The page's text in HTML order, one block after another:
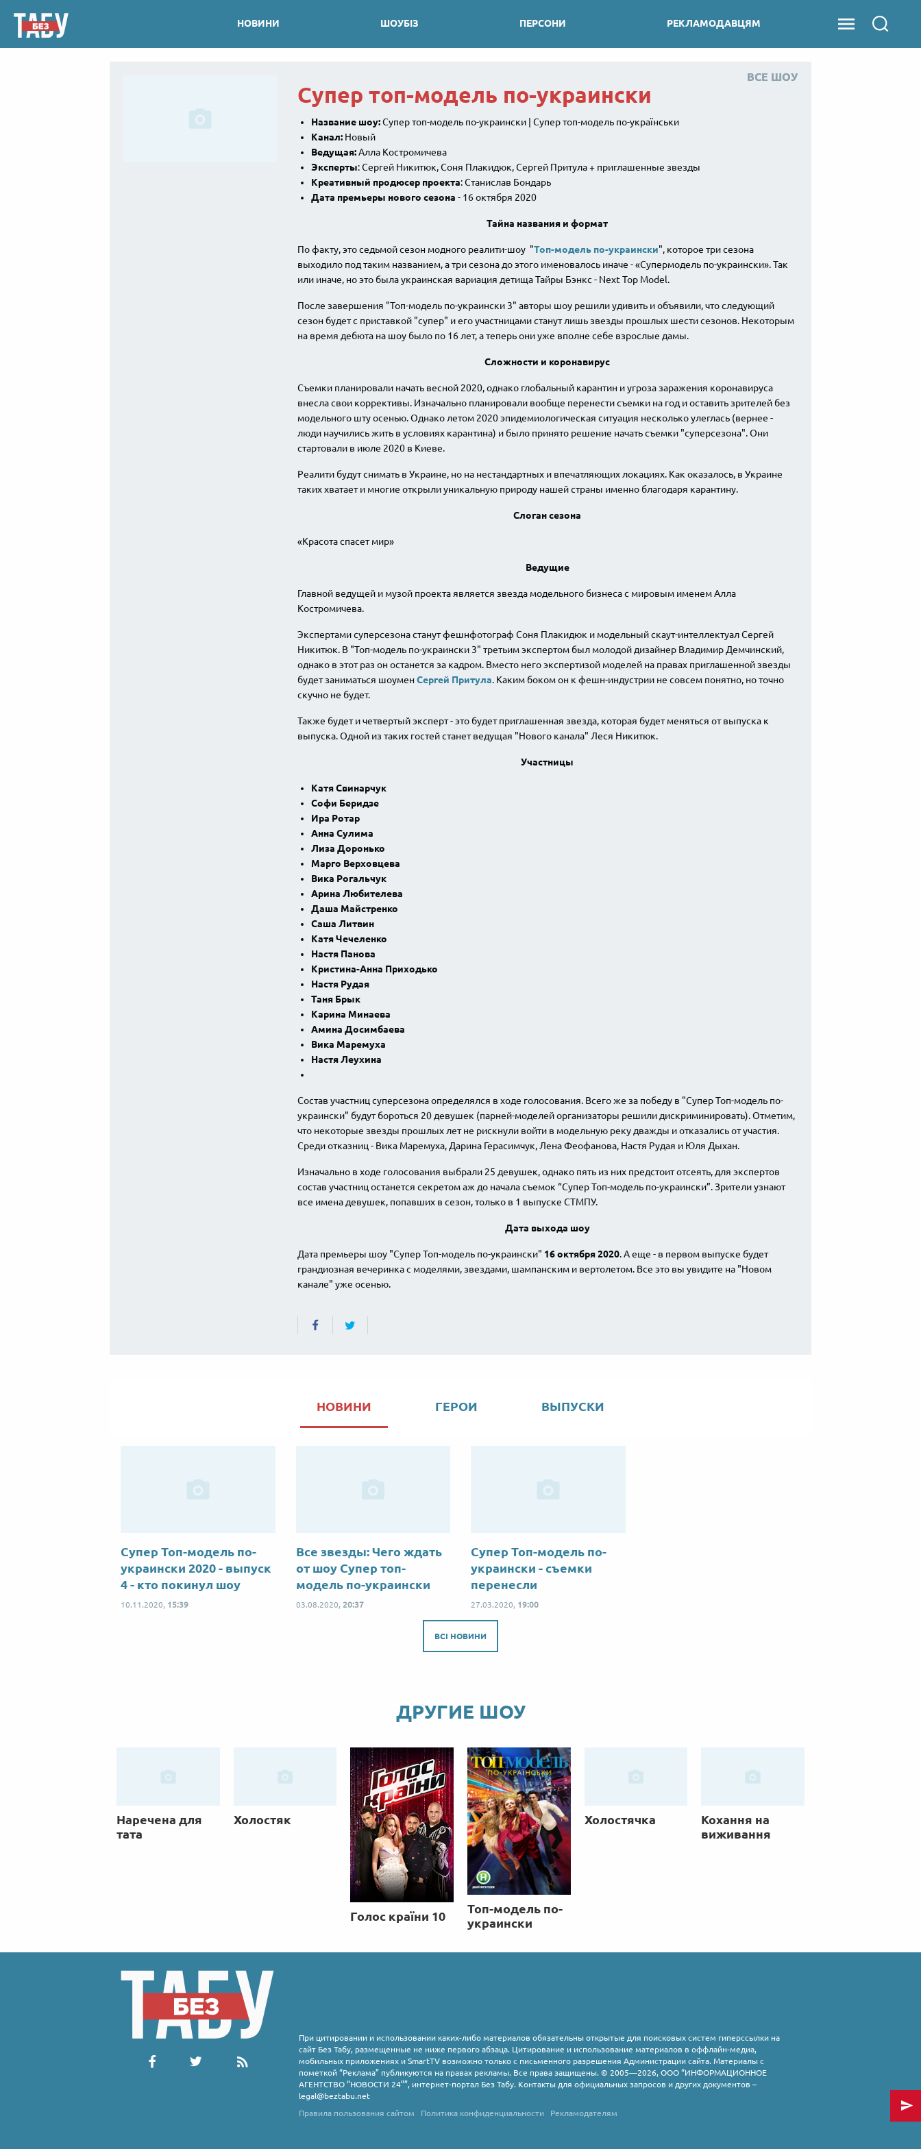
НОВИНИ ШОУБІЗ ПЕРСОНИ РЕКЛАМОДАВЦЯМ
ВСЕ ШОУ
ВСЕ ШОУ
Супер топ-модель по-украински
Название шоу:Супер топ-модель по-украински | Супер топ-модель по-українськи
Канал: Новый
Ведущая:Алла Костромичева
Эксперты: Сергей Никитюк, Соня Плакидюк, Сергей Притула + приглашенные звезды
Креативный продюсер проекта: Станислав Бондарь
Дата премьеры нового сезона - 16 октября 2020
Тайна названия и формат
По факту, это седьмой сезон модного реалити-шоу "Топ-модель по-украински", которое три сезона
выходило под таким названием, а три сезона до этого именовалось иначе - «Супермодель по-украински». Так
или иначе, но это была украинская вариация детища Тайры Бэнкс - Next Top Model.
После завершения "Топ-модель по-украински 3" авторы шоу решили удивить и объявили, что следующий
сезон будет с приставкой "супер" и его участницами станут лишь звезды прошлых шести сезонов. Некоторым
на время дебюта на шоу было по 16 лет, а теперь они уже вполне себе взрослые дамы.
Сложности и коронавирус
Съемки планировали начать весной 2020, однако глобальный карантин и угроза заражения коронавируса
внесла свои коррективы. Изначально планировали вообще перенести съемки на год и оставить зрителей без
модельного шту осенью. Однако летом 2020 эпидемиологическая ситуация несколько улеглась (вернее -
люди научились жить в условиях карантина) и было принято решение начать съемки "суперсезона". Они
стартовали в июле 2020 в Киеве.
Реалити будут снимать в Украине, но на нестандартных и впечатляющих локациях. Как оказалось, в Украине
таких хватает и многие открыли уникальную природу нашей страны именно благодаря карантину.
Слоган сезона
«Красота спасет мир»
Ведущие
Главной ведущей и музой проекта является звезда модельного бизнеса с мировым именем Алла
Костромичева.
Экспертами суперсезона станут фешнфотограф Соня Плакидюк и модельный скаут-интеллектуал Сергей
Никитюк. В "Топ-модель по-украински 3" третьим экспертом был молодой дизайнер Владимир Демчинский,
однако в этот раз он останется за кадром. Вместо него экспертизой моделей на правах приглашенной звезды
будет заниматься шоумен Сергей Притула. Каким боком он к фешн-индустрии не совсем понятно, но точно
скучно не будет.
Также будет и четвертый эксперт - это будет приглашенная звезда, которая будет меняться от выпуска к
выпуска. Одной из таких гостей станет ведущая "Нового канала" Леся Никитюк.
Участницы
Катя Свинарчук
Софи Беридзе
Ира Ротар
Анна Сулима
Лиза Доронько
Марго Верховцева
Вика Рогальчук
Арина Любителева
Даша Майстренко
Саша Литвин
Катя Чечеленко
Настя Панова
Кристина-Анна Приходько
Настя Рудая
Таня Брык
Карина Минаева
Амина Досимбаева
Вика Маремуха
Настя Леухина
Состав участниц суперсезона определялся в ходе голосования. Всего же за победу в "Супер Топ-модель по-
украински" будут бороться 20 девушек (парней-моделей организаторы решили дискриминировать). Отметим,
что некоторые звезды прошлых лет не рискнули войти в модельную реку дважды и отказались от участия.
Среди отказниц - Вика Маремуха, Дарина Герасимчук, Лена Феофанова, Настя Рудая и Юля Дыхан.
Изначально в ходе голосования выбрали 25 девушек, однако пять из них предстоит отсеять, для экспертов
состав участниц останется секретом аж до начала съемок “Супер Топ-модель по-украински”. Зрители узнают
все имена девушек, попавших в сезон, только в 1 выпуске СТМПУ.
Дата выхода шоу
Дата премьеры шоу "Супер Топ-модель по-украински" 16 октября 2020. А еще - в первом выпуске будет
грандиозная вечеринка с моделями, звездами, шампанским и вертолетом. Все это вы увидите на "Новом
канале" уже осенью.
НОВИНИ ГЕРОИ ВЫПУСКИ
Супер Топ-модель по-
украински 2020 - выпуск
4 - кто покинул шоу
10.11.2020, 15:39
Все звезды: Чего ждать
от шоу Супер топ-
модель по-украински
03.08.2020, 20:37
Супер Топ-модель по-
украински - съемки
перенесли
27.03.2020, 19:00
ВСІ НОВИНИ
ДРУГИЕ ШОУ
Наречена для
тата
Холостяк
Голос країни 10
Топ-модель по-
украински
Холостячка
Кохання на
виживання
При цитировании и использовании каких-либо материалов обязательны открытые для поисковых систем гиперссылки на
сайт Без Табу, размещенные не ниже первого абзаца. Цитирование и использование материалов в оффлайн-медиа,
мобильных приложениях и SmartTV возможно только с письменного разрешения Администрации сайта. Материалы с
пометкой “Реклама” публикуются на правах рекламы. Все права защищены. © 2005—2026, ООО “ИНФОРМАЦИОННОЕ
АГЕНТСТВО “НОВОСТИ 24””, интернет-портал Без Табу. Контакты для официальных запросов и других документов –
legal@beztabu.net
Правила пользования сайтом
Политика конфиденциальности Рекламодателям